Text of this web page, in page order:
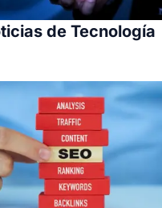
de Tecnología